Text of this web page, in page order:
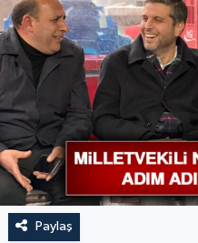
Paylaş
GENEL
GÜNDEM
HABERDE İNSAN
KÜLTÜR-SANAT
MAGAZİN